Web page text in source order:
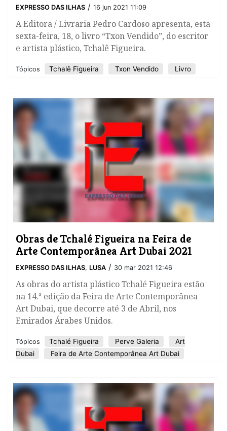
EXPRESSO DAS ILHAS / 16 jun 2021 11:09
A Editora / Livraria Pedro Cardoso apresenta, esta
sexta-feira, 18, o livro “Txon Vendido”, do escritor
e artista plástico, Tchalê Figueira.
Tópicos Tchalê Figueira Txon Vendido Livro
Obras de Tchalé Figueira na Feira de
Arte Contemporânea Art Dubai 2021
EXPRESSO DAS ILHAS, LUSA / 30 mar 2021 12:46
As obras do artista plástico Tchalé Figueira estão
na 14.ª edição da Feira de Arte Contemporânea
Art Dubai, que decorre até 3 de Abril, nos
Emirados Árabes Unidos.
Tópicos Tchalé Figueira Perve Galeria
Art
Dubai
Feira de Arte Contemporânea Art Dubai